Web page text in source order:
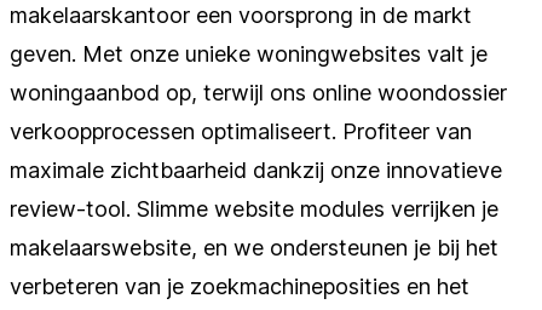
makelaarskantoor een voorsprong in de markt
geven. Met onze unieke woningwebsites valt je
woningaanbod op, terwijl ons online woondossier
verkoopprocessen optimaliseert. Profiteer van
maximale zichtbaarheid dankzij onze innovatieve
review-tool. Slimme website modules verrijken je
makelaarswebsite, en we ondersteunen je bij het
verbeteren van je zoekmachineposities en het